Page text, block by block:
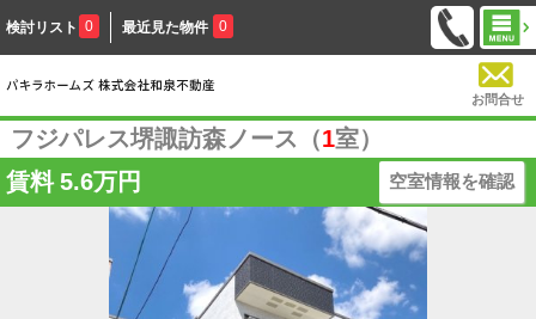
検討リスト 0 最近見た物件 0
お問合せ
フジパレス堺諏訪森ノース（1室）
賃料 5.6万円 空室情報を確認